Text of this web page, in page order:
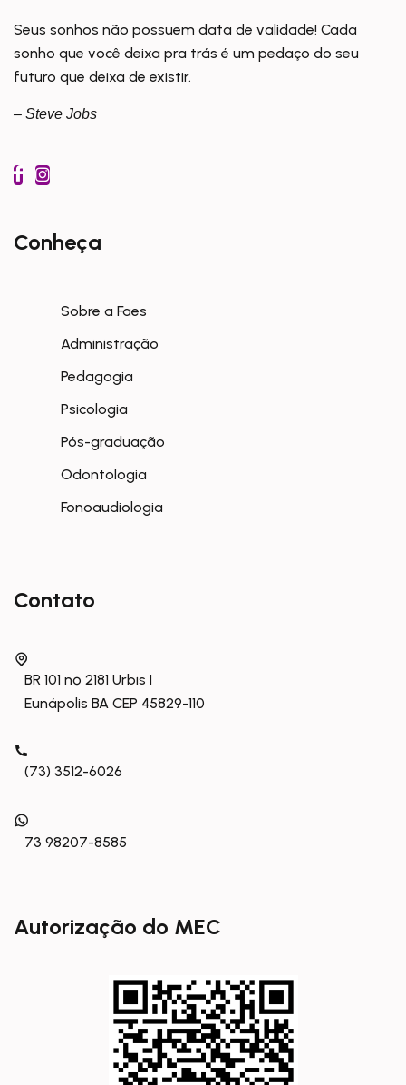
Seus sonhos não possuem data de validade! Cada
sonho que você deixa pra trás é um pedaço do seu
futuro que deixa de existir.
– Steve Jobs
Conheça
Sobre a Faes
Administração
Pedagogia
Psicologia
Pós-graduação
Odontologia
Fonoaudiologia
Contato
BR 101 nº 2181 Urbis I
Eunápolis BA CEP 45829-110
(73) 3512-6026
73 98207-8585
Autorização do MEC